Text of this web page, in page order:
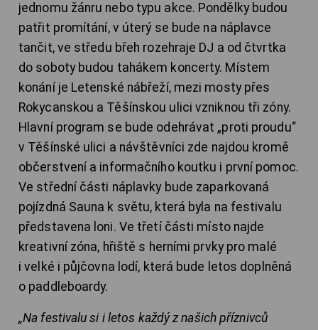
jednomu žánru nebo typu akce. Pondělky budou
patřit promítání, v úterý se bude na náplavce
tančit, ve středu břeh rozehraje DJ a od čtvrtka
do soboty budou tahákem koncerty. Místem
konání je Letenské nábřeží, mezi mosty přes
Rokycanskou a Těšínskou ulici vzniknou tři zóny.
Hlavní program se bude odehrávat „proti proudu“
v Těšínské ulici a návštěvníci zde najdou kromě
občerstvení a informačního koutku i první pomoc.
Ve střední části náplavky bude zaparkovaná
pojízdná Sauna k světu, která byla na festivalu
představena loni. Ve třetí části místo najde
kreativní zóna, hřiště s herními prvky pro malé
i velké i půjčovna lodí, která bude letos doplněná
o paddleboardy.
„Na festivalu si i letos každý z našich příznivců